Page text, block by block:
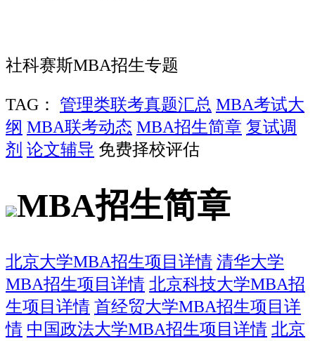
社科赛斯MBA招生专题
TAG： 管理类联考真题汇总 MBA考试大
纲 MBA联考动态 MBA招生简章 复试调
剂 论文辅导 免费择校评估
MBA招生简章
北京大学MBA招生项目详情 清华大学
MBA招生项目详情 北京科技大学MBA招
生项目详情 首经贸大学MBA招生项目详
情 中国政法大学MBA招生项目详情 北京